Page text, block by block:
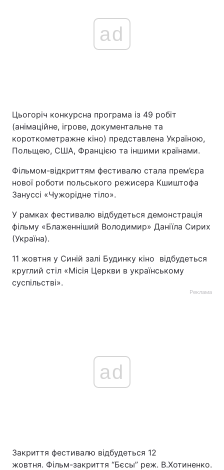
ad
Цьогоріч конкурсна програма із 49 робіт
(анімаційне, ігрове, документальне та
короткометражне кіно) представлена Україною,
Польщею, США, Францією та іншими країнами.
Фільмом-відкриттям фестивалю стала прем’єра
нової роботи польського режисера Кшиштофа
Зануссі «Чужорідне тіло».
У рамках фестивалю відбудеться демонстрація
фільму «Блаженніший Володимир» Даніїла Сирих
(Україна).
11 жовтня у Синій залі Будинку кіно відбудеться
круглий стіл «Місія Церкви в українському
суспільстві».
Реклама
ad
Закриття фестивалю відбудеться 12
жовтня. Фільм-закриття “Бєсы” реж. В.Хотиненко.